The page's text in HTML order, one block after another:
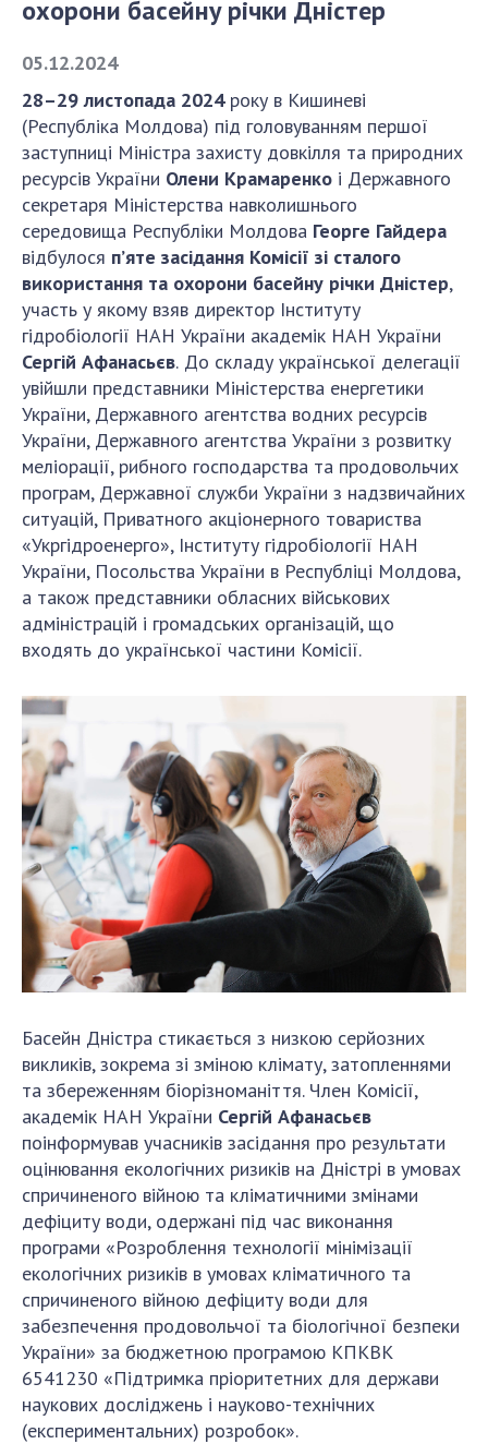
СТРУКТУРА
Президія НАН України
Апарат Президії
Секція фізико-технічних і математичних
наук
Секція хімічних і біологічних наук
Секція суспільних і гуманітарних наук
Установи при Президії
Ради, комітети та комісії
Наукові центри МОН та НАН України
Громадські організації
ДІЯЛЬНІСТЬ
Засідання Президії НАН України
Сесії Загальних зборів НАН України
Річні звіти НАН України
Річні фінансові звіти НАН України
Наукові публікації та видавнича діяльність
Охорона прав інтелектуальної власності та
трансфер технологій в наукових установах
Наукові об'єкти, що становлять національне
надбання
Центри колективного користування
науковими приладами НАН України
Оцінювання ефективності діяльності
наукових установ
Конкурси наукових досліджень НАН України
Відкрита наука в НАН України
Робота з молоддю
МІЖНАРОДНЕ СПІВРОБІТНИЦТВО
Членство в міжнародних організаціях
Міжнародні угоди
Міжнародні програми та конкурси
ДОКУМЕНТИ
Нормативні акти НАН України
Державний бюджет НАН України
Вибори до складу НАН України
Бланки документів
охорони басейну річки Дністер
05.12.2024
28–29 листопада 2024 року в Кишиневі
(Республіка Молдова) під головуванням першої
заступниці Міністра захисту довкілля та природних
ресурсів України Олени Крамаренко і Державного
секретаря Міністерства навколишнього
середовища Республіки Молдова Георге Гайдера
відбулося п’яте засідання Комісії зі сталого
використання та охорони басейну річки Дністер,
участь у якому взяв директор Інституту
гідробіології НАН України академік НАН України
Сергій Афанасьєв. До складу української делегації
увійшли представники Міністерства енергетики
України, Державного агентства водних ресурсів
України, Державного агентства України з розвитку
меліорації, рибного господарства та продовольчих
програм, Державної служби України з надзвичайних
ситуацій, Приватного акціонерного товариства
«Укргідроенерго», Інституту гідробіології НАН
України, Посольства України в Республіці Молдова,
а також представники обласних військових
адміністрацій і громадських організацій, що
входять до української частини Комісії.
Басейн Дністра стикається з низкою серйозних
викликів, зокрема зі зміною клімату, затопленнями
та збереженням біорізноманіття. Член Комісії,
академік НАН України Сергій Афанасьєв
поінформував учасників засідання про результати
оцінювання екологічних ризиків на Дністрі в умовах
спричиненого війною та кліматичними змінами
дефіциту води, одержані під час виконання
програми «Розроблення технології мінімізації
екологічних ризиків в умовах кліматичного та
спричиненого війною дефіциту води для
забезпечення продовольчої та біологічної безпеки
України» за бюджетною програмою КПКВК
6541230 «Підтримка пріоритетних для держави
наукових досліджень і науково-технічних
(експериментальних) розробок».